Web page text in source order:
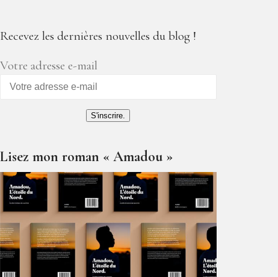
Recevez les dernières nouvelles du blog !
Votre adresse e-mail
S'inscrire.
Lisez mon roman « Amadou »